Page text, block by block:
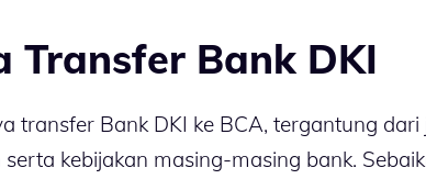
Transfer Bank DKI
transfer Bank DKI ke BCA, tergantung
kebijakan masing-masing bank.